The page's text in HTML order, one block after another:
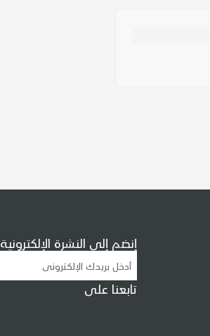
إنضم إلى النشرة الإلكترونية
تابعنا على